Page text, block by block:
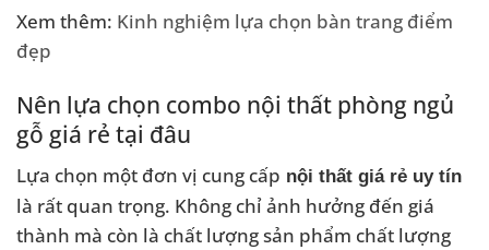
Xem thêm: Kinh nghiệm lựa chọn bàn trang điểm
đẹp
Nên lựa chọn combo nội thất phòng ngủ
gỗ giá rẻ tại đâu
Lựa chọn một đơn vị cung cấp nội thất giá rẻ uy tín
là rất quan trọng. Không chỉ ảnh hưởng đến giá
thành mà còn là chất lượng sản phẩm chất lượng